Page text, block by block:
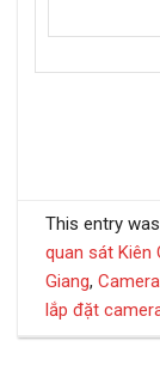
This entry
quan sát Kiên
Giang,
lắp đặt